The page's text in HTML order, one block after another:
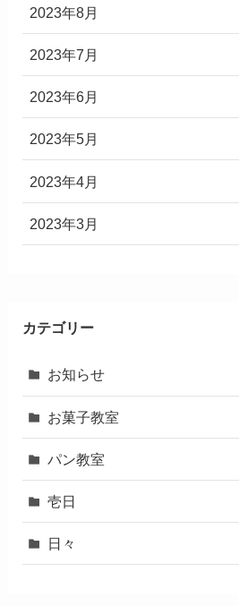
2023年8月
2023年7月
2023年6月
2023年5月
2023年4月
2023年3月
カテゴリー
お知らせ
お菓子教室
パン教室
壱日
日々